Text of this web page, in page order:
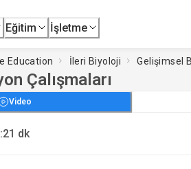
Eğitim İşletme
Education İleri Biyoloji Gelişimsel
Çalışmaları
Video
dk